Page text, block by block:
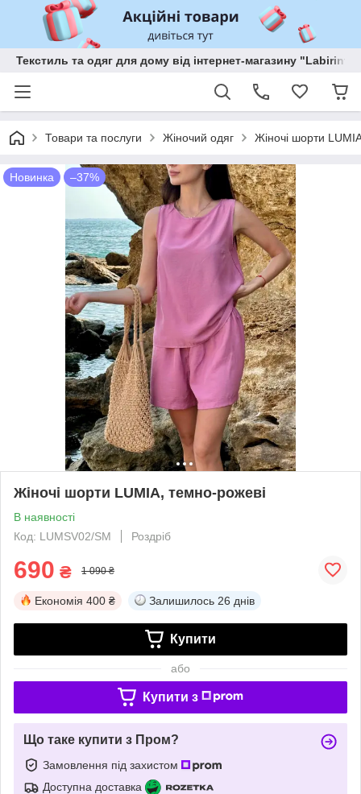
Текстиль та одяг для дому від інтернет-магазину "Labirint"
Товари та послуги Жіночий одяг Жіночі шорти
Новинка –37%
Жіночі шорти LUMIA, темно-рожеві
В наявності
Код: LUMSV02/SM
Роздріб
690 ₴ 1 090 ₴
Економія 400 ₴ Залишилось 26 днів
Купити
або
Купити з
Що таке купити з Пром?
Замовлення під захистом
Доступна доставка